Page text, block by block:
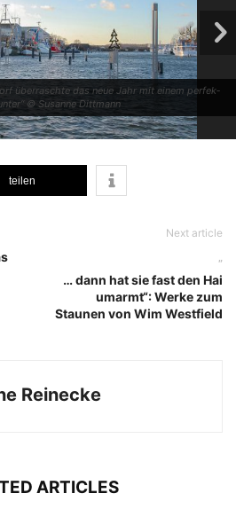
über­rasch­te das neue Jahr mit einem per­fek­
© Susan­ne Dittmann
tei­len
Next article
… dann hat sie fast den Hai
umarmt“: Werke zum
Staunen von Wim Westfield
Reinecke
ARTICLES